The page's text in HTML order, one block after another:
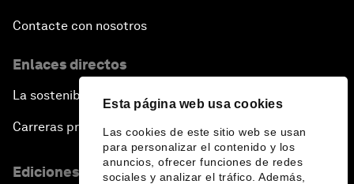
Esta página web usa cookies
Las cookies de este sitio web se usan
para personalizar el contenido y los
anuncios, ofrecer funciones de redes
sociales y analizar el tráfico. Además,
Contacte con nosotros
Enlaces directos
La sostenibilidad en el Foro
Carreras profesionales
Ediciones en otros idiomas